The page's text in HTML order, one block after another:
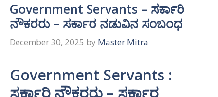
Government Servants – ಸರ್ಕಾರಿ
ನೌಕರರು – ಸರ್ಕಾರ ನಡುವಿನ ಸಂಬಂಧ
December 30, 2025 by Master Mitra
Government Servants :
ಸರ್ಕಾರಿ ನೌಕರರು – ಸರ್ಕಾರ